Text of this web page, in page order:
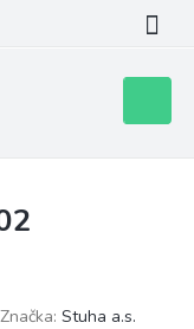
košík
Značka: Stuha a.s.